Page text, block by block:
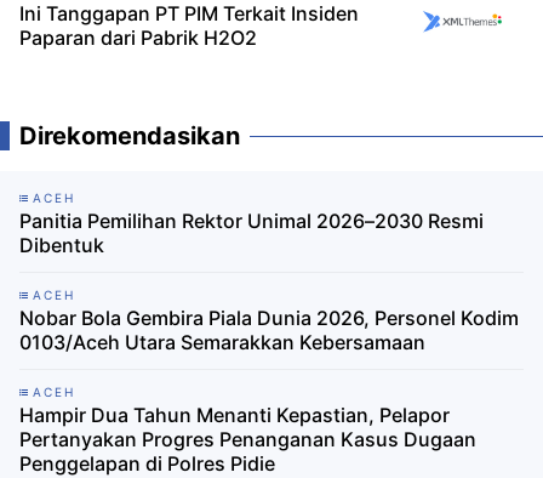
Ini Tanggapan PT PIM Terkait Insiden
Paparan dari Pabrik H2O2
Direkomendasikan
ACEH
Panitia Pemilihan Rektor Unimal 2026–2030 Resmi
Dibentuk
ACEH
Nobar Bola Gembira Piala Dunia 2026, Personel Kodim
0103/Aceh Utara Semarakkan Kebersamaan
ACEH
Hampir Dua Tahun Menanti Kepastian, Pelapor
Pertanyakan Progres Penanganan Kasus Dugaan
Penggelapan di Polres Pidie